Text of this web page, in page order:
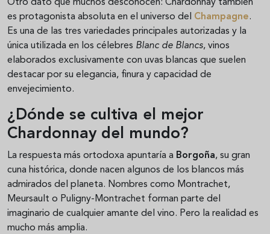
Otro dato que muchos desconocen: Chardonnay también
es protagonista absoluta en el universo del Champagne.
Es una de las tres variedades principales autorizadas y la
única utilizada en los célebres Blanc de Blancs, vinos
elaborados exclusivamente con uvas blancas que suelen
destacar por su elegancia, finura y capacidad de
envejecimiento.
¿Dónde se cultiva el mejor
Chardonnay del mundo?
La respuesta más ortodoxa apuntaría a Borgoña, su gran
cuna histórica, donde nacen algunos de los blancos más
admirados del planeta. Nombres como Montrachet,
Meursault o Puligny-Montrachet forman parte del
imaginario de cualquier amante del vino. Pero la realidad es
mucho más amplia.